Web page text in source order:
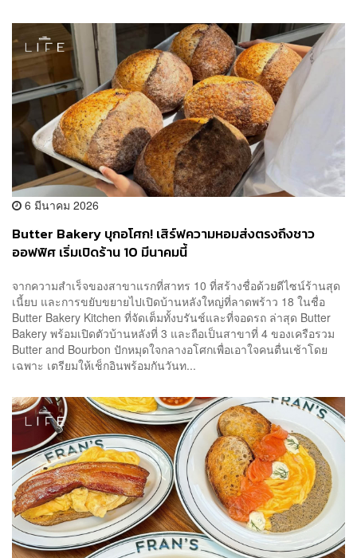
6 มีนาคม 2026
Butter Bakery บุกอโศก! เสิร์ฟความหอมส่งตรงถึงชาว
ออฟฟิศ เริ่มเปิดร้าน 10 มีนาคมนี้
จากความสำเร็จของสาขาแรกที่สาทร 10 ที่สร้างชื่อด้วยดีไซน์ร้านสุด
เนี้ยบ และการขยับขยายไปเปิดบ้านหลังใหญ่ที่ลาดพร้าว 18 ในชื่อ
Butter Bakery Kitchen ที่จัดเต็มทั้งบรันช์และที่จอดรถ ล่าสุด Butter
Bakery พร้อมเปิดตัวบ้านหลังที่ 3 และถือเป็นสาขาที่ 4 ของเครือรวม
Butter and Bourbon ปักหมุดใจกลางอโศกเพื่อเอาใจคนตื่นเช้าโดย
เฉพาะ เตรียมให้เช็กอินพร้อมกันวันท...